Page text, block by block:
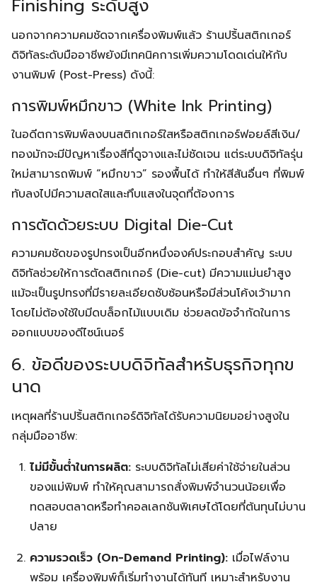
for:
Search
Finishing ระดับสูง
นอกจากความคมชัดจากเครื่องพิมพ์แล้ว ร้านปริ้นสติกเกอร์
ดิจิทัลระดับมืออาชีพยังมีเทคนิคการเพิ่มความโดดเด่นให้กับ
งานพิมพ์ (Post-Press) ดังนี้:
การพิมพ์หมึกขาว (White Ink Printing)
ในอดีตการพิมพ์ลงบนสติกเกอร์ใสหรือสติกเกอร์ฟอยล์สีเงิน/
ทองมักจะมีปัญหาเรื่องสีที่ดูจางและไม่ชัดเจน แต่ระบบดิจิทัลรุ่น
ใหม่สามารถพิมพ์ “หมึกขาว” รองพื้นได้ ทำให้สีสันอื่นๆ ที่พิมพ์
ทับลงไปมีความสดใสและทึบแสงในจุดที่ต้องการ
การตัดด้วยระบบ Digital Die-Cut
ความคมชัดของรูปทรงเป็นอีกหนึ่งองค์ประกอบสำคัญ ระบบ
ดิจิทัลช่วยให้การตัดสติกเกอร์ (Die-cut) มีความแม่นยำสูง
แม้จะเป็นรูปทรงที่มีรายละเอียดซับซ้อนหรือมีส่วนโค้งเว้ามาก
โดยไม่ต้องใช้ใบมีดบล็อกไม้แบบเดิม ช่วยลดข้อจำกัดในการ
ออกแบบของดีไซน์เนอร์
6. ข้อดีของระบบดิจิทัลสำหรับธุรกิจทุกข
นาด
เหตุผลที่ร้านปริ้นสติกเกอร์ดิจิทัลได้รับความนิยมอย่างสูงใน
กลุ่มมืออาชีพ:
ไม่มีขั้นต่ำในการผลิต:ระบบดิจิทัลไม่เสียค่าใช้จ่ายในส่วน
ของแม่พิมพ์ ทำให้คุณสามารถสั่งพิมพ์จำนวนน้อยเพื่อ
ทดสอบตลาดหรือทำคอลเลกชันพิเศษได้โดยที่ต้นทุนไม่บาน
ปลาย
ความรวดเร็ว (On-Demand Printing):เมื่อไฟล์งาน
พร้อม เครื่องพิมพ์ก็เริ่มทำงานได้ทันที เหมาะสำหรับงาน